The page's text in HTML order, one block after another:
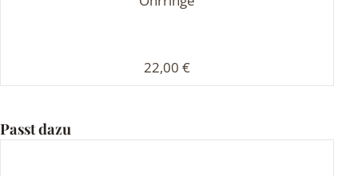
Regulärer Preis:
22,00 €
Produktgalerie überspringen
Passt dazu